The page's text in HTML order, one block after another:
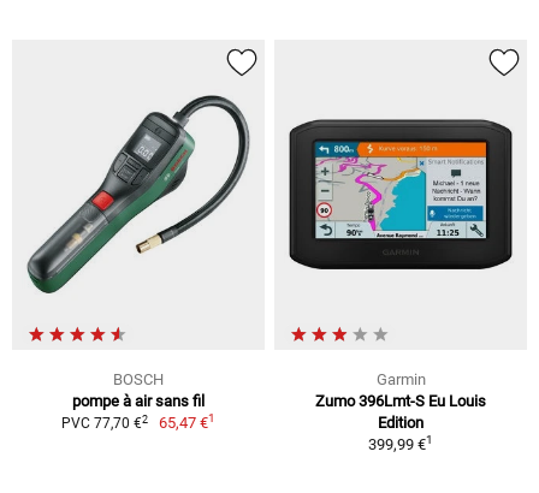
BOSCH
pompe à air sans fil
PVC 77,70 €2 65,47 €1
Garmin
Zumo 396Lmt-S Eu Louis
Edition
399,99 €1